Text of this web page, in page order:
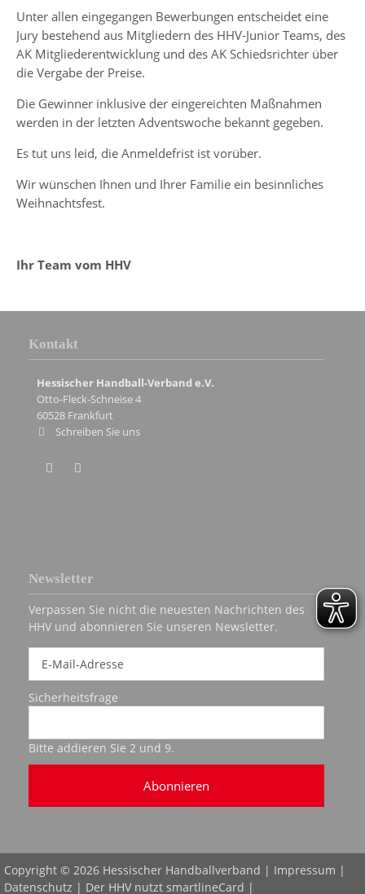
Unter allen eingegangen Bewerbungen entscheidet eine
Jury bestehend aus Mitgliedern des HHV-Junior Teams, des
AK Mitgliederentwicklung und des AK Schiedsrichter über
die Vergabe der Preise.
Die Gewinner inklusive der eingereichten Maßnahmen
werden in der letzten Adventswoche bekannt gegeben.
Es tut uns leid, die Anmeldefrist ist vorüber.
Wir wünschen Ihnen und Ihrer Familie ein besinnliches
Weihnachtsfest.
Ihr Team vom HHV
Kontakt
Hessischer Handball-Verband e.V.
Otto-Fleck-Schneise 4
60528 Frankfurt
Schreiben Sie uns
Newsletter
Verpassen Sie nicht die neuesten Nachrichten des
HHV und abonnieren Sie unseren Newsletter.
Sicherheitsfrage
Bitte addieren Sie 2 und 9.
Abonnieren
Copyright © 2026 Hessischer Handballverband | Impressum |
Datenschutz | Der HHV nutzt smartlineCard |